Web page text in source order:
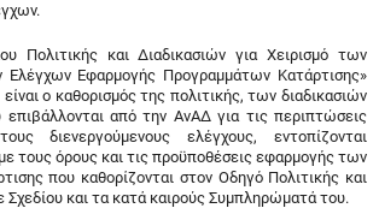
Πολιτικής και Διαδικασιών για Χειρισμό των
Εφαρμογής Προγραμμάτων Κατάρτισης»
ο καθορισμός της πολιτικής, των διαδικασιών
από την ΑνΑΔ για τις περιπτώσεις
διενεργούμενους ελέγχους, εντοπίζονται
τους όρους και τις προϋποθέσεις εφαρμογής των
που καθορίζονται στον Οδηγό Πολιτικής και
Σχεδίου και τα κατά καιρούς Συμπληρώματά του.